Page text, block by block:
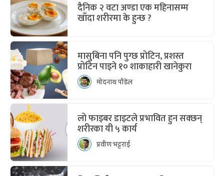
दैनिक २ वटा अण्डा एक महिनासम्म
खाँदा शरीरमा के हुन्छ ?
मासुबिना पनि पुग्छ प्रोटिन, प्रशस्त
प्रोटिन पाइने १० शाकाहारी खानेकुरा
मोदनाथ पौडेल
लो फाइबर डाइटले प्रभावित हुन सक्छन्
शरीरका यी ५ कार्य
प्रवीण भट्टराई